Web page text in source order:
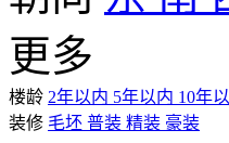
更多
楼龄 2年以内 5年以内 10年
装修 毛坯 普装 精装 豪装